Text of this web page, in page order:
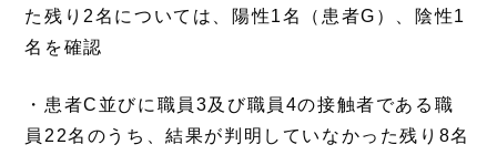
た残り2名については、陽性1名（患者G）、陰性1
名を確認
・患者C並びに職員3及び職員4の接触者である職
員22名のうち、結果が判明していなかった残り8名